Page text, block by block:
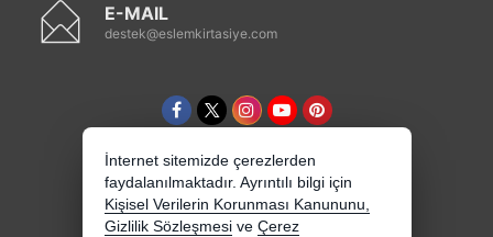
E-MAIL
destek@eslemkirtasiye.com
İnternet sitemizde çerezlerden
faydalanılmaktadır. Ayrıntılı bilgi için
Kişisel Verilerin Korunması Kanununu,
Gizlilik Sözleşmesi ve Çerez